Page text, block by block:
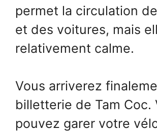
permet la circulation
et des voitures, mais
relativement calme.
Vous arriverez
billetterie de Tam Coc.
pouvez garer votre